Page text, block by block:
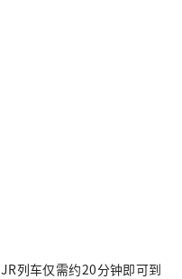
列车仅需约20分钟即可到